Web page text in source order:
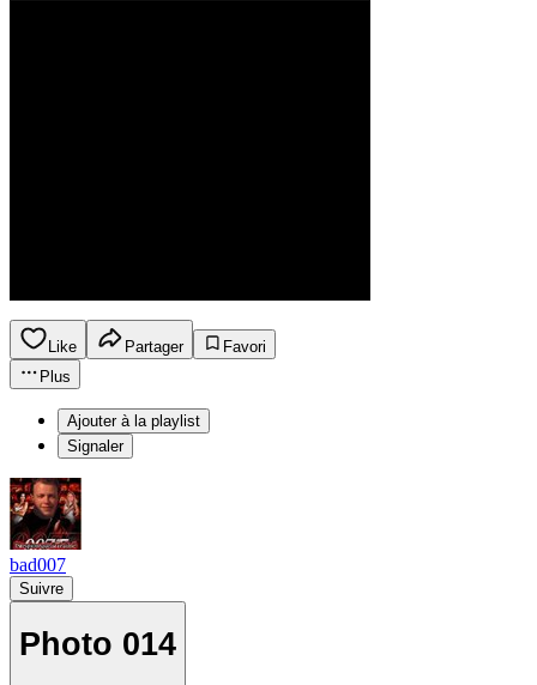
Like Partager
Favori
Plus
Ajouter à la playlist
Signaler
bad007
Suivre
Photo 014